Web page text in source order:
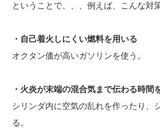
ということで、、、例えば、こんな対
・自己着火しにくい燃料を用いる
オクタン価が高いガソリンを使う。
・火炎が末端の混合気まで伝わる時間
シリンダ内に空気の乱れを作ったり、
る。